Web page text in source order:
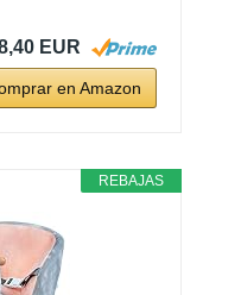
EUR
en Amazon
REBAJAS